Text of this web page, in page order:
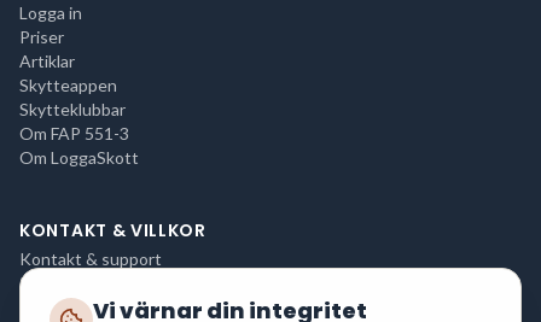
Logga in
Priser
Artiklar
Skytteappen
Skytteklubbar
Om FAP 551-3
Om LoggaSkott
KONTAKT & VILLKOR
Kontakt & support
Integritetspolicy
AnvändarvillkorVi värnar din integritet